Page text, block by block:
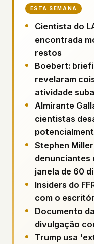
PEOPLE
Politicians
Enviar um Relatório
English Español
Português
✕External fonts or
✕Ad networks
✕User accounts
HTML file served
you read an
executes. No
built. No session
Even our search
Our fonts are
Google,
other third party.
only server that
If you submit a
exactly what you
address, no
We have no idea
site. We don't
We can't tell
ESTA SEMANA
Cientista do
encontrada
restos
Boebert:
revelaram
atividade
Almirante
cientistas
Stephen
denunciantes
janela de 60
Insiders do
com o
Documento
divulgação
Trump usa